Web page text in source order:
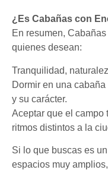
¿Es Cabañas con
En resumen,
quienes desean:
Tranquilidad,
Dormir en una
y su carácter.
Aceptar que el campo
ritmos distintos a la
Si lo que buscas es
espacios muy